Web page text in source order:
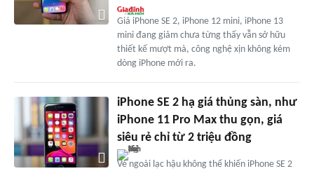
Giá iPhone SE 2, iPhone 12 mini, iPhone 13
mini đang giảm chưa từng thấy vẫn sở hữu
thiết kế mượt mà, công nghệ xịn không kém
dòng iPhone mới ra.
iPhone SE 2 hạ giá thủng sàn, như
iPhone 11 Pro Max thu gọn, giá
siêu rẻ chỉ từ 2 triệu đồng
Vẻ ngoài lạc hậu không thể khiến iPhone SE 2